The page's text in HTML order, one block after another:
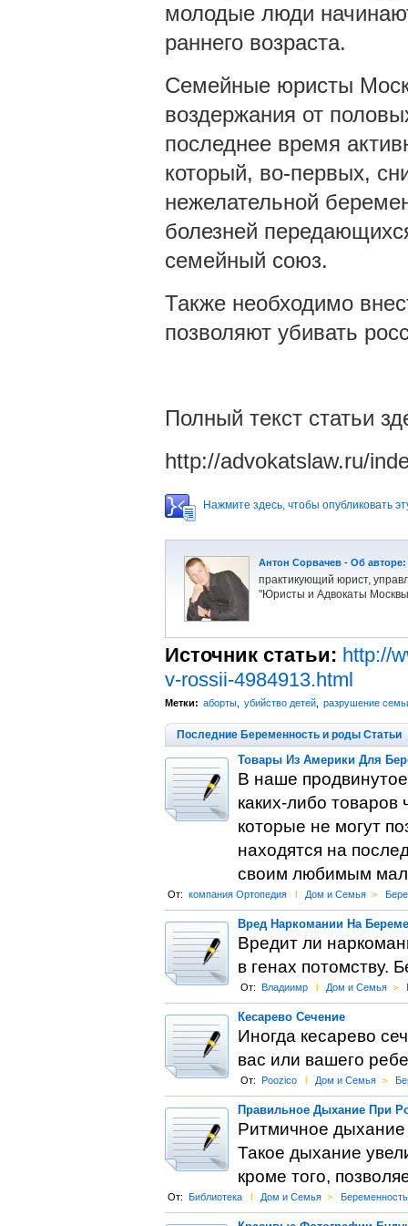
молодые люди
раннего возраста.
Семейные юристы
воздержания от
последнее время
который, во-первых,
нежелательной
болезней
семейный союз.
Также необходимо
позволяют убивать
Полный текст статьи
http://advokatslaw.ru/
Нажмите здесь, чтобы опубликовать
Антон Сорвачев- Об авторе:
практикующий юрист,
"Юристы и Адвокаты
Источник статьи: http://
v-rossii-4984913.html
Метки: аборты, убийство детей, разрушение
Последние Беременность и роды Статьи
Товары Из Америки Для
В наше
каких-либо
которые не могут
находятся на
своим любимым
От: компания Ортопедия l Дом и Семья >
Вред Наркомании На
Вредит ли
в генах потомству.
От: Владиимр l Дом и Семья >
Кесарево Сечение
Иногда кесарево
вас или вашего
От: Poozico l Дом и Семья >
Правильное Дыхание При
Ритмичное
Такое дыхание
кроме того,
От: Библиотека l Дом и Семья >